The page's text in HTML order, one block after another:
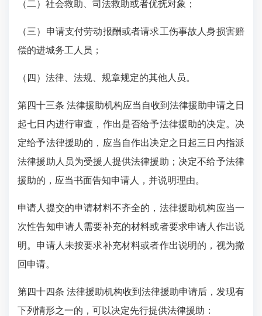
（二）社会救助、司法救助或者优抚对象；
（三）申请支付劳动报酬或者请求工伤事故人身损害赔
偿的进城务工人员；
（四）法律、法规、规章规定的其他人员。
第四十三条 法律援助机构应当自收到法律援助申请之日
起七日内进行审查，作出是否给予法律援助的决定。决
定给予法律援助的，应当自作出决定之日起三日内指派
法律援助人员为受援人提供法律援助；决定不给予法律
援助的，应当书面告知申请人，并说明理由。
申请人提交的申请材料不齐全的，法律援助机构应当一
次性告知申请人需要补充的材料或者要求申请人作出说
明。申请人未按要求补充材料或者作出说明的，视为撤
回申请。
第四十四条 法律援助机构收到法律援助申请后，发现有
下列情形之一的，可以决定先行提供法律援助：